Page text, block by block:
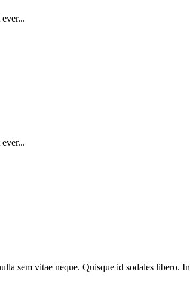
sem vitae neque. Quisque id sodales libero.